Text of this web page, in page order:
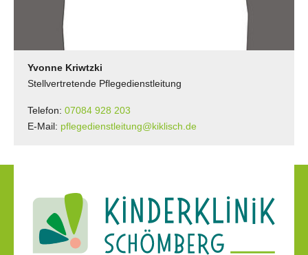
Yvonne Kriwtzki
Stellvertretende Pflegedienstleitung
Telefon: 07084 928 203
E-Mail: pflegedienstleitung@kiklisch.de